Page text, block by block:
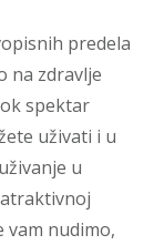
predela
na zdravlje
spektar
uživati i u
u
vam nudimo,